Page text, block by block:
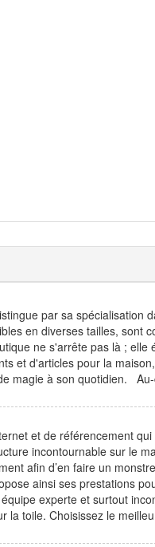
par sa spécialisation
en diverses tailles, sont
ne s'arrête pas là ; elle
et d'articles pour la
magie à son quotidien.
et de référencement
incontournable sur le
afin d’en faire un
ainsi ses prestations
experte et surtout
la toile. Choisissez le